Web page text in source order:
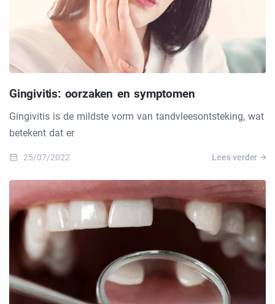
Gingivitis: oorzaken en symptomen
Gingivitis is de mildste vorm van tandvleesontsteking, wat
betekent dat er
25/07/2022 Lees verder